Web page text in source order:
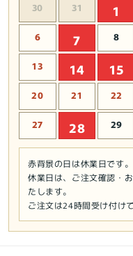
30 31 1
6 7 8
13 14 15
20 21 22
27 28 29
赤背景の日は休業日です。
休業日は、ご注文確認・
たします。
ご注文は24時間受け付け